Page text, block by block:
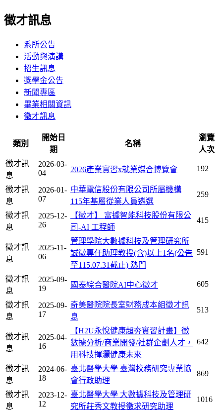
徵才訊息
系所公告
活動與演講
招生訊息
獎學金公告
新聞專區
畢業相關資訊
徵才訊息
類別
開始日
期
名稱
瀏覽
人次
徵才訊
息
2026-03-
04
2026產業實習x就業媒合博覽會 192
徵才訊
息
2026-01-
07
中華電信股份有限公司所屬機構
115年基層從業人員遴選
259
徵才訊
息
2025-12-
26
【徵才】 富據智能科技股份有限公
司-AI 工程師
415
徵才訊
息
2025-11-
06
管理學院大數據科技及管理研究所
誠徵專任助理教授(含)以上1名(公告
至115.07.31截止) 熱門
591
徵才訊
息
2025-09-
19
國泰綜合醫院AI中心徵才 605
徵才訊
息
2025-09-
17
奇美醫院院長室財務成本組徵才訊
息
513
徵才訊
息
2025-04-
16
【H2U永悅健康超夯實習計畫】徵
數據分析/商業開發/社群企劃人才，
用科技揮灑健康未來
642
徵才訊
息
2024-06-
18
臺北醫學大學 臺灣校務研究專業協
會行政助理
869
徵才訊
息
2023-12-
12
臺北醫學大學 大數據科技及管理研
究所莊秀文教授徵求研究助理
1016